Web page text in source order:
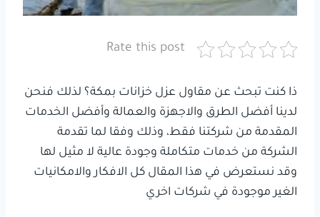
Rate this post
ذا كنت تبحث عن مقاول عزل خزانات بمكة؟ لذلك فنحن
لدينا أفضل الطرق والاجهزة والعمالة وأفضل الخدمات
المقدمة من شركتنا فقط، وذلك وفقا لما تقدمة
الشركة من خدمات متكاملة وجودة عالية لا مثيل لها
وقد نستعرض في هذا المقال كل الافكار والامكانيات
الغير موجودة في شركات اخري